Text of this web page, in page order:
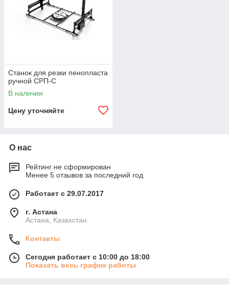
Станок для резки пенопласта
ручной СРП-С
В наличии
Цену уточняйте
О нас
Рейтинг не сформирован
Менее 5 отзывов за последний год
Работает с 29.07.2017
г. Астана
Астана, Казахстан
Контакты
Сегодня работает с 10:00 до 18:00
Показать весь график работы